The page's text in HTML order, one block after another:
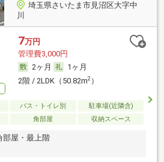
埼玉県さいたま市見沼区大字中
川
7万円
管理費3,000円
2ヶ月
1ヶ月
2階 / 2LDK（50.82m2）
バス・トイレ別
駐車場(近隣含)
角部屋 収納スペース
部屋・最上階